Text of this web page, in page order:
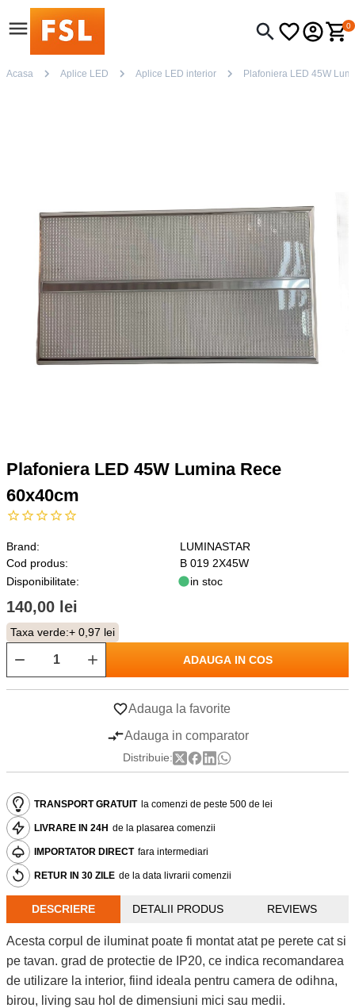
0
Acasa Aplice LED Aplice LED interior Plafoniera LED 45W
Plafoniera LED 45W Lumina Rece
60x40cm
Brand:
LUMINASTAR
Cod produs:
B 019 2X45W
Disponibilitate:
in stoc
140,00 lei
Taxa verde:+ 0,97 lei
ADAUGA IN COS
Adauga la favorite
Adauga in comparator
Distribuie:
TRANSPORT GRATUIT la comenzi de peste 500 de lei
LIVRARE IN 24H de la plasarea comenzii
IMPORTATOR DIRECT fara intermediari
RETUR IN 30 ZILE de la data livrarii comenzii
DESCRIERE DETALII PRODUS REVIEWS
Acesta corpul de iluminat poate fi montat atat pe perete cat si
pe tavan. grad de protectie de IP20, ce indica recomandarea
de utilizare la interior, fiind ideala pentru camera de odihna,
birou, living sau hol de dimensiuni mici sau medii.